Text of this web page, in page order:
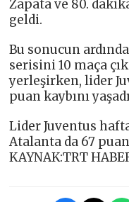
Zapata ve 80.
geldi.
Bu sonucun
serisini 10 maça
yerleşirken, lider
puan kaybını
Lider Juventus
Atalanta da 67
KAYNAK:TRT